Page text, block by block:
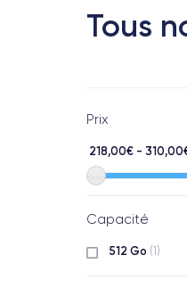
Tous
Prix
218,00€ -
Capacité
512 Go (1)